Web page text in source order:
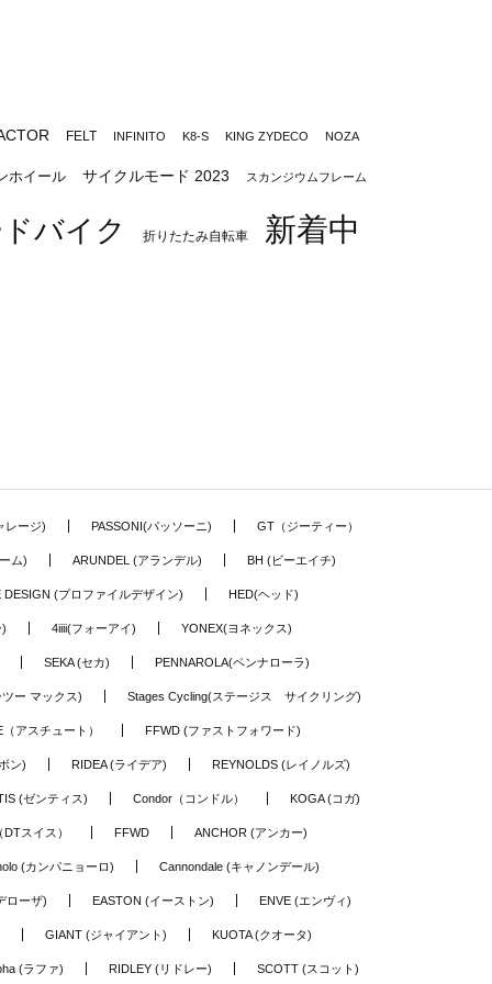
FELT INFINITO K8-S KING ZYDECO NOZA
ホイール サイクルモード 2023 スカンジウムフレーム
バイク 折りたたみ自転車 新着中
レージ) PASSONI(パッソーニ) GT（ジーティー）
ム) ARUNDEL (アランデル) BH (ビーエイチ)
DESIGN (プロファイルデザイン) HED(ヘッド)
4iiii(フォーアイ) YONEX(ヨネックス)
SEKA (セカ) PENNAROLA(ペンナローラ)
ー マックス) Stages Cycling(ステージス サイクリング)
アスチュート） FFWD (ファストフォワード)
ン) RIDEA (ライデア) REYNOLDS (レイノルズ)
(ゼンティス) Condor（コンドル） KOGA (コガ)
スイス） FFWD ANCHOR (アンカー)
(カンパニョーロ) Cannondale (キャノンデール)
ローザ) EASTON (イーストン) ENVE (エンヴィ)
GIANT (ジャイアント) KUOTA (クオータ)
(ラファ) RIDLEY (リドレー) SCOTT (スコット)